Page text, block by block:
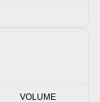
VOLUME